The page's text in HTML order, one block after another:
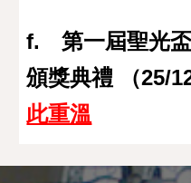
f. 第一屆聖光盃
頒獎典禮 （25/
此重溫